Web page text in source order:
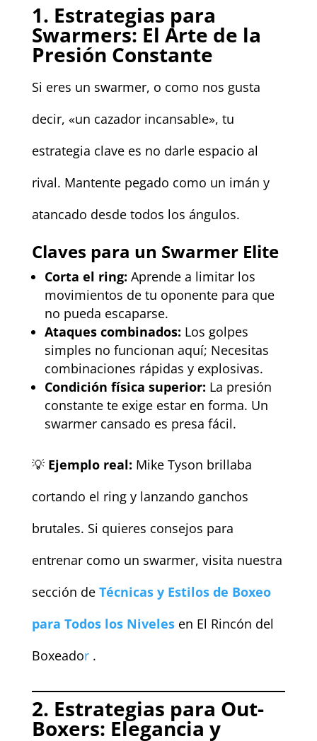
1. Estrategias para
Swarmers: El Arte de la
Presión Constante
Si eres un swarmer, o como nos gusta
decir, «un cazador incansable», tu
estrategia clave es no darle espacio al
rival. Mantente pegado como un imán y
atancado desde todos los ángulos.
Claves para un Swarmer Elite
Corta el ring: Aprende a limitar los
movimientos de tu oponente para que
no pueda escaparse.
Ataques combinados: Los golpes
simples no funcionan aquí; Necesitas
combinaciones rápidas y explosivas.
Condición física superior: La presión
constante te exige estar en forma. Un
swarmer cansado es presa fácil.
💡 Ejemplo real: Mike Tyson brillaba
cortando el ring y lanzando ganchos
brutales. Si quieres consejos para
entrenar como un swarmer, visita nuestra
sección de Técnicas y Estilos de Boxeo
para Todos los Niveles en El Rincón del
Boxeador.
2. Estrategias para Out-
Boxers: Elegancia y